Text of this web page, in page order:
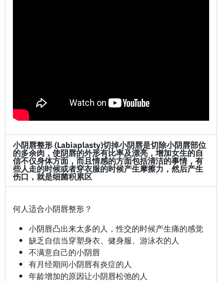
小阴唇整形 (Labiaplasty)切掉小阴唇是切除小阴唇部位
的多余肉，使阴唇的外形有比率及漂亮，增加女生的自
信不仅身体方面，而且情感的方面包括清洁的事情，有
些人走的时候或者穿衣服的时候产生摩擦力，然后产生
伤口，就是细菌积累区
何人适合小阴唇整形？
小阴唇凸出来太多的人，性交的时候产生痛的感觉
缺乏自信当穿塑身衣、健身服、游泳衣的人
不满意自己的小阴唇
有月经期间小阴唇有炎症的人
年龄增加的原因让小阴唇松弛的人